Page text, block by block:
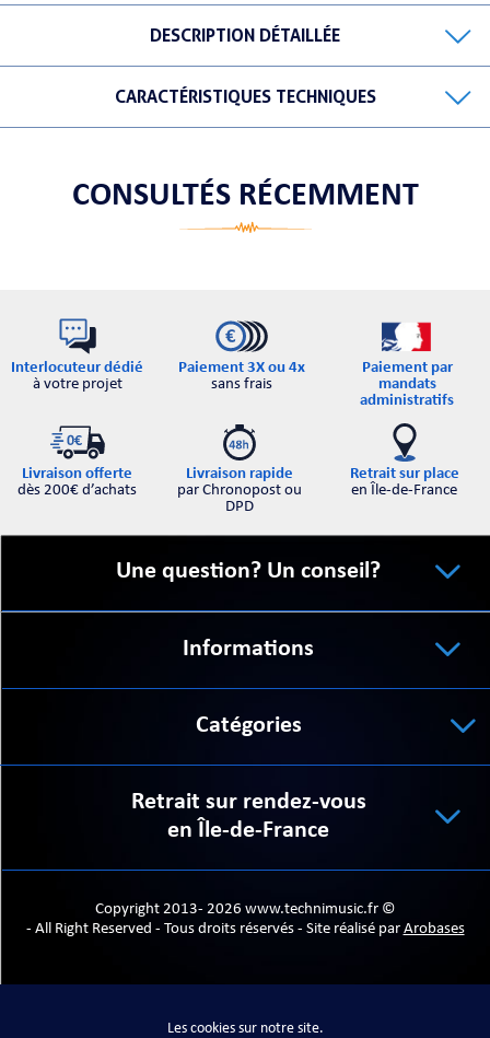
Les cookies sur notre site.
DESCRIPTION DÉTAILLÉE
CARACTÉRISTIQUES TECHNIQUES
CONSULTÉS RÉCEMMENT
Interlocuteur dédié
à votre projet
Paiement 3X ou 4x
sans frais
Paiement par
mandats
administratifs
Livraison offerte
dès 200€ d’achats
Livraison rapide
par Chronopost ou
DPD
Retrait sur place
en Île-de-France
Une question? Un conseil?
Informations
Catégories
Retrait sur rendez-vous
en Île-de-France
Copyright 2013- 2026 www.technimusic.fr ©
- All Right Reserved - Tous droits réservés - Site réalisé par Arobases